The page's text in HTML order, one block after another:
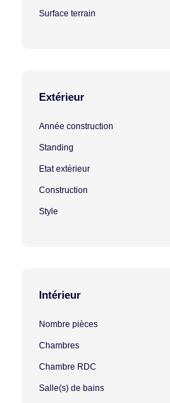
Surface terrain
Extérieur
Année construction
Standing
Etat extérieur
Construction
Style
Intérieur
Nombre pièces
Chambres
Chambre RDC
Salle(s) de bains